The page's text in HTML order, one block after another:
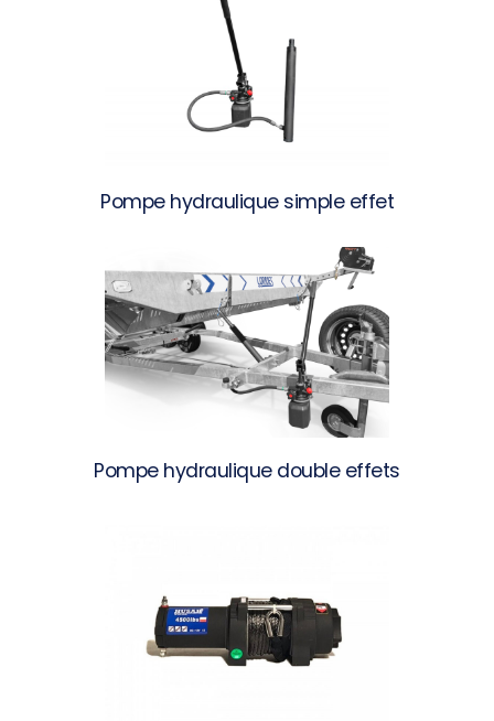
Pompe hydraulique simple effet
Pompe hydraulique double effets